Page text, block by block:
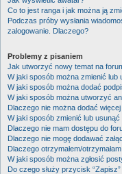
Co to jest ranga i jak można ją
Podczas próby wysłania
zalogowanie. Dlaczego?
Problemy z pisaniem
Jak utworzyć nowy temat na
W jaki sposób można zmienić lub
W jaki sposób można dodać
W jaki sposób można utworzyć
Dlaczego nie można dodać
W jaki sposób zmienić lub usunąć
Dlaczego nie mam dostępu do
Dlaczego nie mogę dodawać
Dlaczego otrzymałem/
W jaki sposób można zgłosić
Do czego służy przycisk